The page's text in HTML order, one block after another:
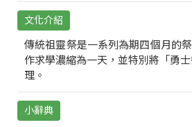
文化介紹
傳統祖靈祭是一系列為期四個月的
作求學濃縮為一天，並特別將「勇士
理。
小辭典